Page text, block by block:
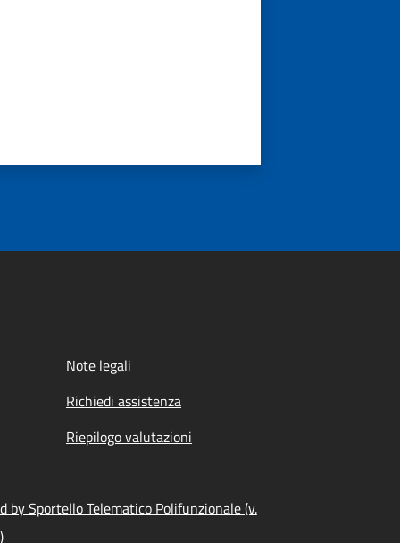
Note legali
Richiedi assistenza
Riepilogo valutazioni
by Sportello Telematico Polifunzionale (v.